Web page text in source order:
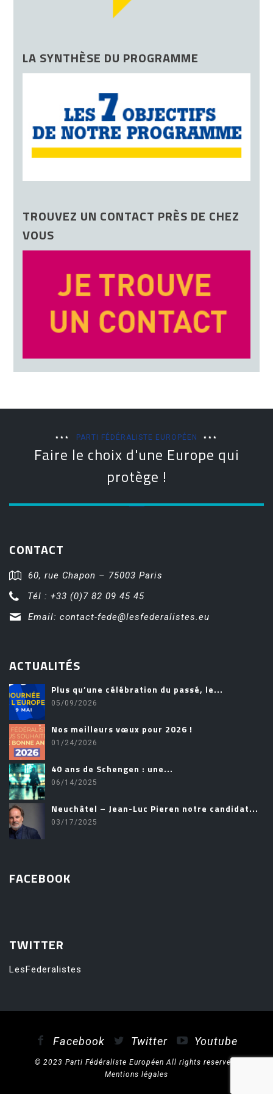
LA SYNTHÈSE DU PROGRAMME
TROUVEZ UN CONTACT PRÈS DE CHEZ
VOUS
PARTI FÉDÉRALISTE EUROPÉEN
Faire le choix d'une Europe qui
protège !
CONTACT
60, rue Chapon – 75003 Paris
Tél : +33 (0)7 82 09 45 45
Email: contact-fede@lesfederalistes.eu
ACTUALITÉS
Plus qu’une célébration du passé, le...
05/09/2026
Nos meilleurs vœux pour 2026 !
01/24/2026
40 ans de Schengen : une...
06/14/2025
Neuchâtel – Jean-Luc Pieren notre candidat...
03/17/2025
FACEBOOK
TWITTER
LesFederalistes
Facebook Twitter Youtube
© 2023 Parti Fédéraliste Européen All rights reserved.
Mentions légales